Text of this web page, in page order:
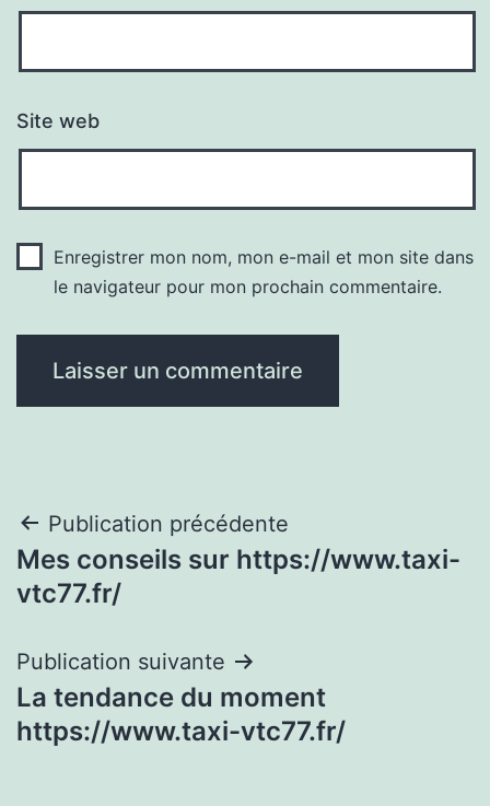
Site web
Enregistrer mon nom, mon e-mail et mon site dans
le navigateur pour mon prochain commentaire.
Navigation
de
Publication précédente
Mes conseils sur https://www.taxi-
vtc77.fr/
Publication suivante
La tendance du moment
https://www.taxi-vtc77.fr/